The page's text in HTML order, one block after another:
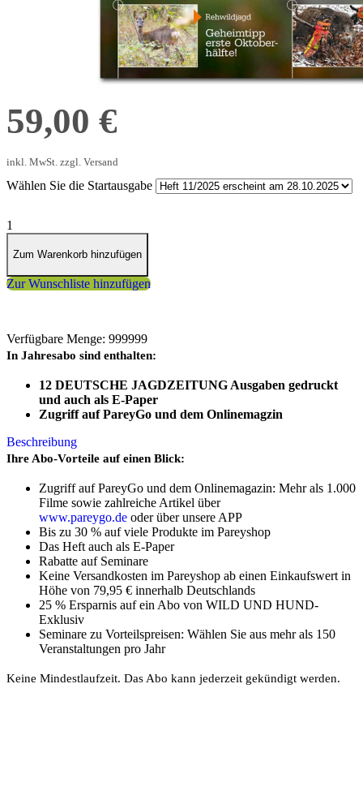
von Kahle
59,00 €
inkl. MwSt. zzgl. Versand
Wählen Sie die Startausgabe
1
Zum Warenkorb hinzufügen
Zur Wunschliste hinzufügen
Verfügbare Menge: 999999
In Jahresabo sind enthalten:
12 DEUTSCHE JAGDZEITUNG Ausgaben gedruckt
und auch als E-Paper
Zugriff auf PareyGo und dem Onlinemagzin
Beschreibung
Ihre Abo-Vorteile auf einen Blick:
Zugriff auf PareyGo und dem Onlinemagazin: Mehr als 1.000
Filme sowie zahlreiche Artikel über
www.pareygo.de oder über unsere APP
Bis zu 30 % auf viele Produkte im Pareyshop
Das Heft auch als E-Paper
Rabatte auf Seminare
Keine Versandkosten im Pareyshop ab einen Einkaufswert in
Höhe von 79,95 € innerhalb Deutschlands
25 % Ersparnis auf ein Abo von WILD UND HUND-
Exklusiv
Seminare zu Vorteilspreisen: Wählen Sie aus mehr als 150
Veranstaltungen pro Jahr
Keine Mindestlaufzeit. Das Abo kann jederzeit gekündigt werden.